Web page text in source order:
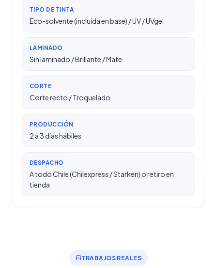
TIPO DE TINTA
Eco-solvente (incluida en base) / UV / UVgel
LAMINADO
Sin laminado / Brillante / Mate
CORTE
Corte recto / Troquelado
PRODUCCIÓN
2 a 3 días hábiles
DESPACHO
A todo Chile (Chilexpress / Starken) o retiro en
tienda
TRABAJOS REALES